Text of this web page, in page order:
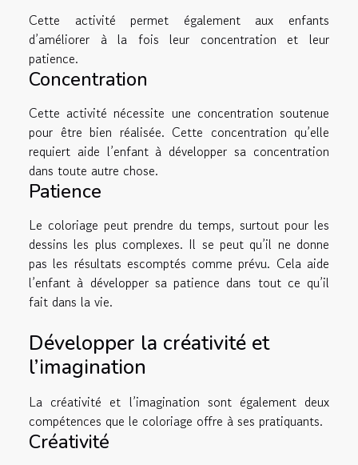
Cette activité permet également aux enfants
d’améliorer à la fois leur concentration et leur
patience.
Concentration
Cette activité nécessite une concentration soutenue
pour être bien réalisée. Cette concentration qu’elle
requiert aide l’enfant à développer sa concentration
dans toute autre chose.
Patience
Le coloriage peut prendre du temps, surtout pour les
dessins les plus complexes. Il se peut qu’il ne donne
pas les résultats escomptés comme prévu. Cela aide
l’enfant à développer sa patience dans tout ce qu’il
fait dans la vie.
Développer la créativité et
l’imagination
La créativité et l’imagination sont également deux
compétences que le coloriage offre à ses pratiquants.
Créativité